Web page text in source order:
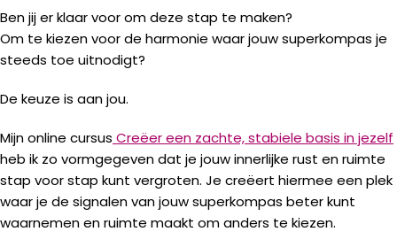
Ben jij er klaar voor om deze stap te maken?
Om te kiezen voor de harmonie waar jouw superkompas je
steeds toe uitnodigt?
De keuze is aan jou.
Mijn online cursus Creëer een zachte, stabiele basis in jezelf
heb ik zo vormgegeven dat je jouw innerlijke rust en ruimte
stap voor stap kunt vergroten. Je creëert hiermee een plek
waar je de signalen van jouw superkompas beter kunt
waarnemen en ruimte maakt om anders te kiezen.